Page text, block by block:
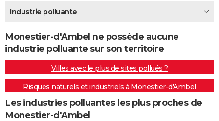
Destinations
City break
Voyage nature
Voyage de noces
Forum
Climat
+PHOTO
GUIDES D'ACHAT
BONS PLANS
CARTE DE VOEUX
Carte de Noël
Carte Bonne année
Carte Saint-Valentin
Carte Pâques
Carte d'anniversaire
DICTIONNAIRE
Dictionnaire
Biographies
Citations
Expressions
Proverbes
PROGRAMME TV
Industrie polluante
Monestier-d'Ambel ne possède aucune
industrie polluante sur son territoire
Villes avec le plus de sites pollués ?
Risques naturels et industriels à Monestier-d'Ambel
Les industries polluantes les plus proches de
Monestier-d'Ambel